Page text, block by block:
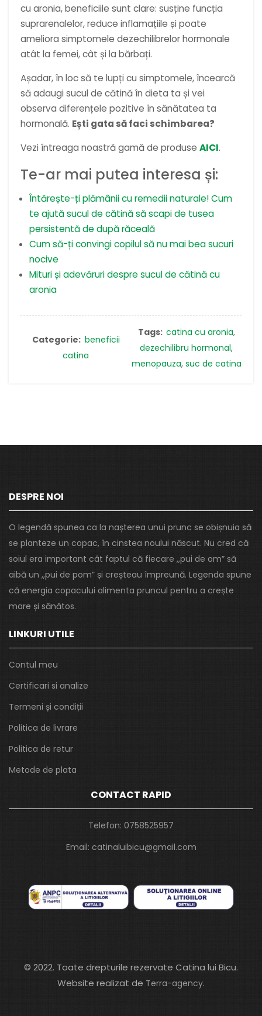
cu aronia, beneficiile sunt clare: susține funcția
suprarenalelor, reduce inflamațiile și poate
ameliora simptomele dezechilibrelor hormonale
atât la femei, cât și la bărbați.
Așadar, în loc să te lupți cu simptomele, încearcă
să adaugi sucul de cătină în dieta ta și vei
observa diferențele pozitive în sănătatea ta
hormonală. Ești gata să faci schimbarea?
Vezi întreaga noastră gamă de produse AICI.
Te-ar mai putea interesa și:
Întărește-ți plămânii cu remedii naturale! Cum
te ajută sucul de cătină să scapi de tusea
persistentă de după răceală
Cum să-ți convingi copilul să nu mai bea sucuri
nocive
Mituri și adevăruri despre sucul de cătină cu
aronia
Categorie: beneficii
catina
Tags: catina cu aronia,
dezechilibru hormonal,
menopauza, suc de catina
DESPRE NOI
O legendă spunea ca la nașterea unui prunc se obișnuia să
se planteze un copac, în cinstea noului născut. Nu cred că
soiul era important cât faptul că fiecare ,,pui de om” să
aibă un ,,pui de pom” și creșteau împreună. Legenda spune
că energia copacului alimenta pruncul pentru a crește
mare și sănătos.
LINKURI UTILE
Contul meu
Certificari si analize
Termeni și condiții
Politica de livrare
Politica de retur
Metode de plata
CONTACT RAPID
Telefon: 0758525957
Email: catinaluibicu@gmail.com
© 2022. Toate drepturile rezervate Catina lui Bicu.
Website realizat de Terra-agency.